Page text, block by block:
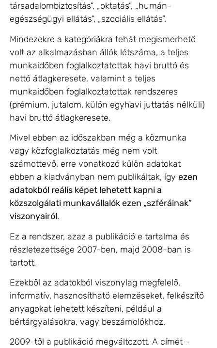
társadalombiztosítás”, „oktatás”, „humán-
egészségügyi ellátás”, „szociális ellátás”.
Mindezekre a kategóriákra tehát megismerhető
volt az alkalmazásban állók létszáma, a teljes
munkaidőben foglalkoztatottak havi bruttó és
nettó átlagkeresete, valamint a teljes
munkaidőben foglalkoztatottak rendszeres
(prémium, jutalom, külön egyhavi juttatás nélküli)
havi bruttó átlagkeresete.
Mivel ebben az időszakban még a közmunka
vagy közfoglalkoztatás még nem volt
számottevő, erre vonatkozó külön adatokat
ebben a kiadványban nem publikáltak, így ezen
adatokból reális képet lehetett kapni a
közszolgálati munkavállalók ezen „szféráinak”
viszonyairól.
Ez a rendszer, azaz a publikáció e tartalma és
részletezettsége 2007-ben, majd 2008-ban is
tartott.
Ezekből az adatokból viszonylag megfelelő,
informatív, hasznosítható elemzéseket, felkészítő
anyagokat lehetett készíteni, például a
bértárgyalásokra, vagy beszámolókhoz.
2009-től a publikáció megváltozott. A címét –